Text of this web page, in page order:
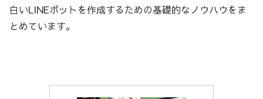
白いLINEボットを作成するための基礎的なノウハウをま
とめています。